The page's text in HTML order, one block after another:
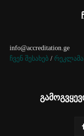
info@accreditation.ge
ჩვენ შესახებ / რეკლამა